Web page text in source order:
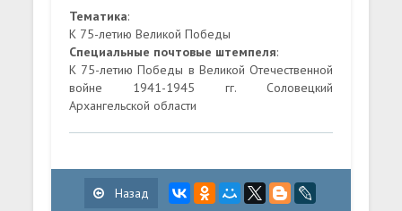
Тематика:
К 75-летию Великой Победы
Специальные почтовые штемпеля:
К 75-летию Победы в Великой Отечественной
войне 1941-1945 гг. Соловецкий
Архангельской области
Назад